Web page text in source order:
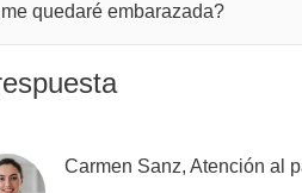
quedaré embarazada?
Carmen Sanz, Atención al